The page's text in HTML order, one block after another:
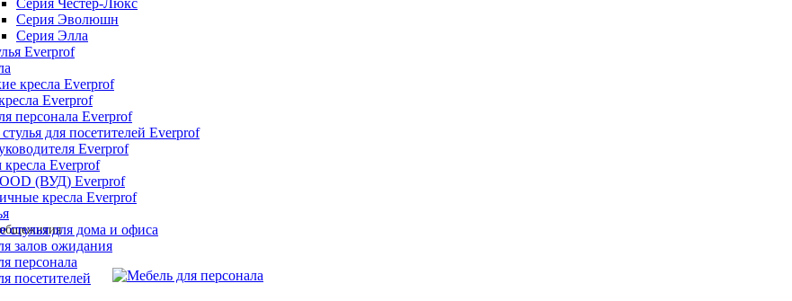
Серия Эволюшн
Серия Элла
Everprof
кресла Everprof
Everprof
персонала Everprof
для посетителей Everprof
Everprof
Everprof
(ВУД) Everprof
кресла Everprof
стулья для дома и офиса
залов ожидания
персонала
посетителей
общежития